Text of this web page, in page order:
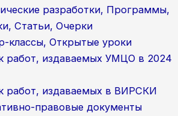
разработки, Программы,
Статьи, Очерки
классы, Открытые уроки
работ, издаваемых УМЦО в 2024
работ, издаваемых в ВИРСКИ
правовые документы